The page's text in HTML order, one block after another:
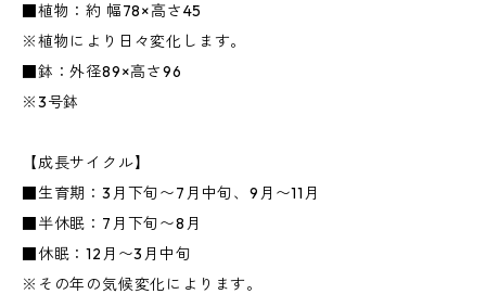
■植物：約 幅78×高さ45
※植物により日々変化します。
■鉢：外径89×高さ96
※3号鉢
【成長サイクル】
■生育期：3月下旬〜7月中旬、9月〜11月
■半休眠：7月下旬〜8月
■休眠：12月〜3月中旬
※その年の気候変化によります。